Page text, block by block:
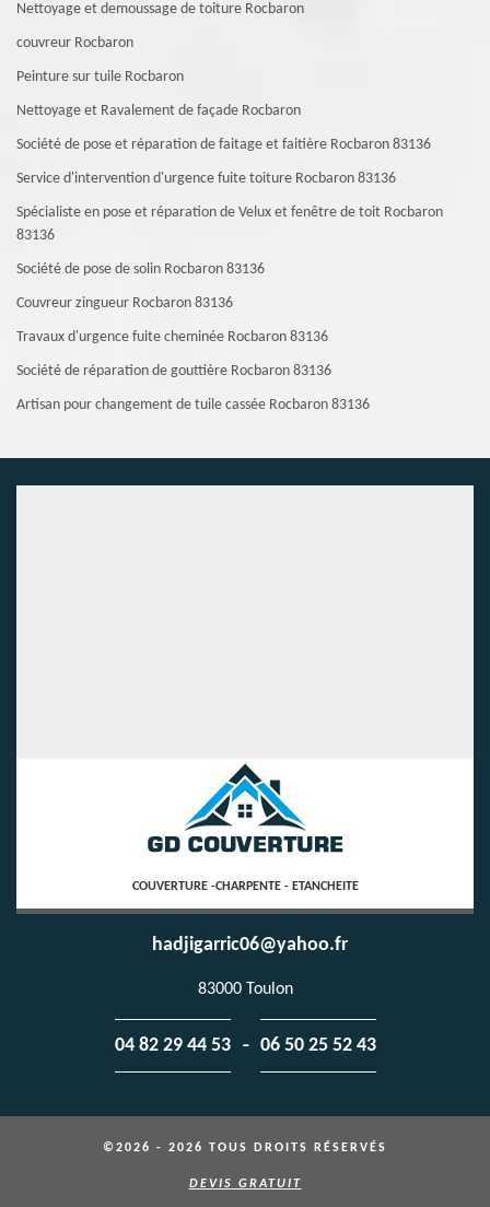
Nettoyage et demoussage de toiture Rocbaron
couvreur Rocbaron
Peinture sur tuile Rocbaron
Nettoyage et Ravalement de façade Rocbaron
Société de pose et réparation de faitage et faitière Rocbaron 83136
Service d'intervention d'urgence fuite toiture Rocbaron 83136
Spécialiste en pose et réparation de Velux et fenêtre de toit Rocbaron
83136
Société de pose de solin Rocbaron 83136
Couvreur zingueur Rocbaron 83136
Travaux d'urgence fuite cheminée Rocbaron 83136
Société de réparation de gouttière Rocbaron 83136
Artisan pour changement de tuile cassée Rocbaron 83136
COUVERTURE -CHARPENTE - ETANCHEITE
hadjigarric06@yahoo.fr
83000 Toulon
04 82 29 44 53 - 06 50 25 52 43
©2026 - 2026 TOUS DROITS RÉSERVÉS
DEVIS GRATUIT